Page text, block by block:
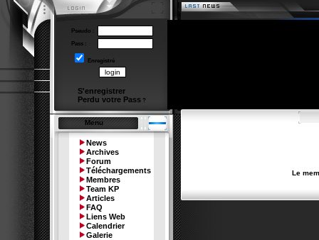
Pseudo :
Pass :
Enregistré
S'enregistrer
Perdu votre Pass ?
Menu
News
Archives
Forum
Téléchargements
Membres
Team KP
Articles
FAQ
Liens Web
Calendrier
Galerie
Le